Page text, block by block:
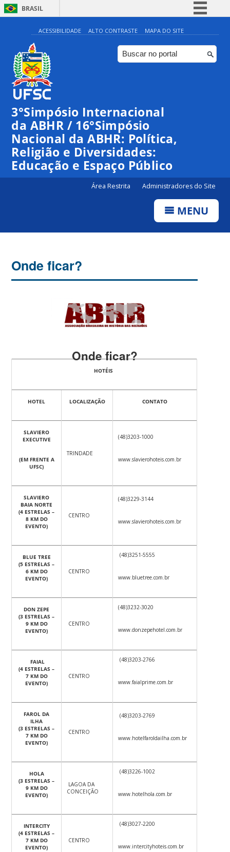
BRASIL
Simplifique!
Comunica BR
Participe
Canais
ACESSIBILIDADE ALTO CONTRASTE MAPA DO SITE
3°Simpósio Internacional
da ABHR / 16°Simpósio
Nacional da ABHR: Política,
Religião e Diversidades:
Educação e Espaço Público
Área Restrita Administradores do Site
MENU
Onde ficar?
Onde ficar?
HOTÉIS
HOTEL LOCALIZAÇÃO CONTATO
SLAVIERO
EXECUTIVE
(EM FRENTE A
UFSC)
TRINDADE
(48)3203-1000
www.slavierohoteis.com.br
SLAVIERO
BAIA NORTE
(4 ESTRELAS –
8 KM DO
EVENTO)
CENTRO
(48)3229-3144
www.slavierohoteis.com.br
BLUE TREE
(5 ESTRELAS –
6 KM DO
EVENTO)
CENTRO
(48)3251-5555
www.bluetree.com.br
DON ZEPE
(3 ESTRELAS –
9 KM DO
EVENTO)
CENTRO
(48)3232-3020
www.donzepehotel.com.br
FAIAL
(4 ESTRELAS –
7 KM DO
EVENTO)
CENTRO
(48)3203-2766
www.faialprime.com.br
FAROL DA
ILHA
(3 ESTRELAS –
7 KM DO
EVENTO)
CENTRO
(48)3203-2769
www.hotelfaroldailha.com.br
HOLA
(3 ESTRELAS –
9 KM DO
EVENTO)
LAGOA DA
CONCEIÇÃO
(48)3226-1002
www.hotelhola.com.br
INTERCITY
(4 ESTRELAS –
7 KM DO
EVENTO)
CENTRO
(48)3027-2200
www.intercityhoteis.com.br